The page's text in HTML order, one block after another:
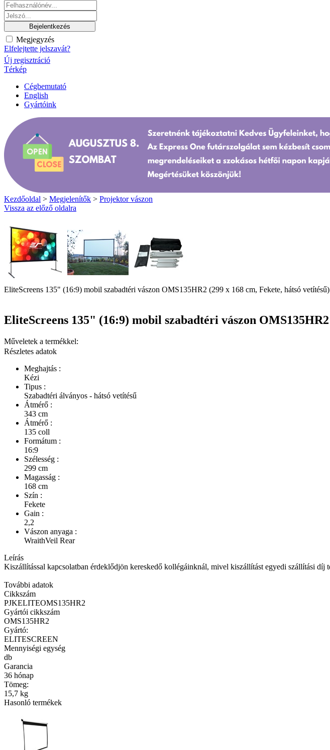
Megjegyzés
Elfelejtette jelszavát?
Új regisztráció
Térkép
Cégbemutató
English
Gyártóink
Kezdőoldal > Megjelenítők > Projektor vászon
Vissza az előző oldalra
EliteScreens 135" (16:9) mobil szabadtéri vászon OMS135HR2 (299 x 168 cm, Fekete, hátsó
EliteScreens 135" (16:9) mobil szabadtéri vászon
Műveletek a termékkel:
Részletes adatok
Meghajtás :
Kézi
Tipus :
Szabadtéri álványos - hátsó vetítésű
Átmérő :
343 cm
Átmérő :
135 coll
Formátum :
16:9
Szélesség :
299 cm
Magasság :
168 cm
Szín :
Fekete
Gain :
2,2
Vászon anyaga :
WraithVeil Rear
Leírás
Kiszállítással kapcsolatban érdeklődjön kereskedő kollégáinknál, mivel kiszállítást egyedi szállítási díj
További adatok
Cikkszám
PJKELITEOMS135HR2
Gyártói cikkszám
OMS135HR2
Gyártó:
ELITESCREEN
Mennyiségi egység
db
Garancia
36 hónap
Tömeg:
15,7 kg
Hasonló termékek